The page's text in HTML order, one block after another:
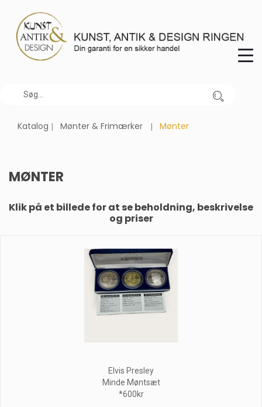
Katalog Mønter & Frimærker Mønter
MØNTER
Klik på et billede for at se beholdning, beskrivelse
og priser
Elvis Presley
Minde Møntsæt
*600kr